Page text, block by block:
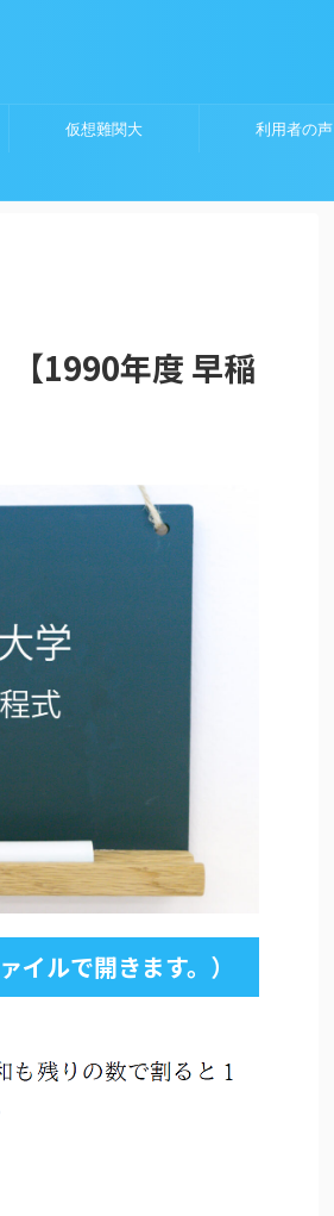
仮想難関大 利用者の声
【1990年度 早稲
ルで開きます。）